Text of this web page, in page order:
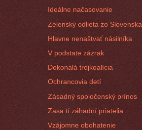
Ideálne načasovanie
Zelenský odlieta zo Slovenska
Hlavne nenaštvať násilníka
V podstate zázrak
Dokonalá trojkoalícia
Ochrancovia detí
Zásadný spoločenský prínos
Zasa tí záhadní priatelia
Vzájomne obohatenie